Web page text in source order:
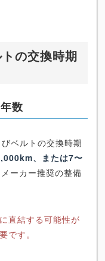
の交換時期
数
ベルトの交換時期
、または7〜
ーカー推奨の整備
直結する可能性が
です。